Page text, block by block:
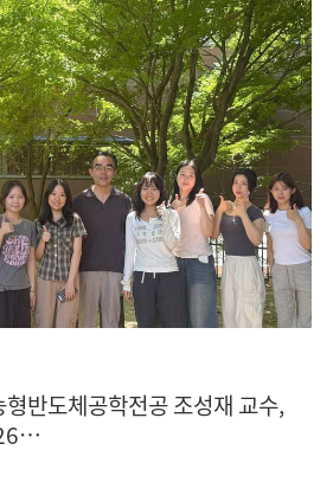
형반도체공학전공 조성재 교수,